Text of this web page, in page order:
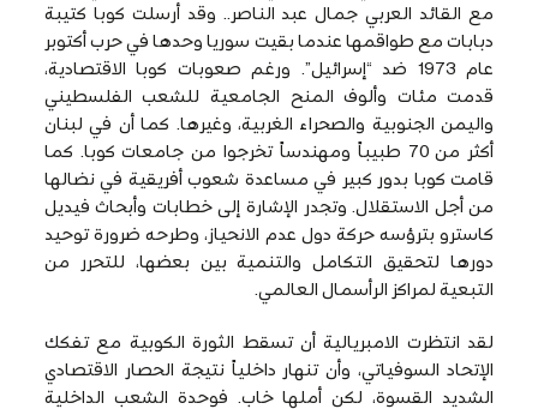
مع القائد العربي جمال عبد الناصر.. وقد أرسلت كوبا كتيبة
دبابات مع طواقمها عندما بقيت سوريا وحدها في حرب أكتوبر
عام 1973 ضد “إسرائيل”. ورغم صعوبات كوبا الاقتصادية،
قدمت مئات وألوف المنح الجامعية للشعب الفلسطيني
واليمن الجنوبية والصحراء الغربية، وغيرها. كما أن في لبنان
أكثر من 70 طبيباً ومهندساً تخرجوا من جامعات كوبا. كما
قامت كوبا بدور كبير في مساعدة شعوب أفريقية في نضالها
من أجل الاستقلال. وتجدر الإشارة إلى خطابات وأبحاث فيديل
كاسترو بترؤسه حركة دول عدم الانحياز، وطرحه ضرورة توحيد
دورها لتحقيق التكامل والتنمية بين بعضها، للتحرر من
التبعية لمراكز الرأسمال العالمي.
لقد انتظرت الامبريالية أن تسقط الثورة الكوبية مع تفكك
الإتحاد السوفياتي، وأن تنهار داخلياً نتيجة الحصار الاقتصادي
الشديد القسوة، لكن أملها خاب. فوحدة الشعب الداخلية